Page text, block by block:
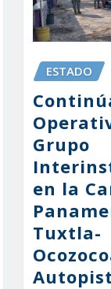
ESTADO
Grupo
en la
Tuxtla-